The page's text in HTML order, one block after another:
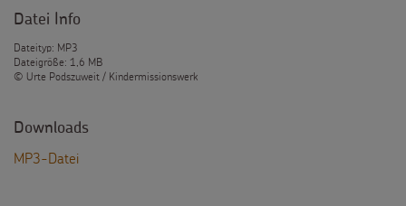
Datei Info
Dateityp: MP3
Dateigröße: 1,6 MB
© Urte Podszuweit / Kindermissionswerk
Downloads
MP3-Datei